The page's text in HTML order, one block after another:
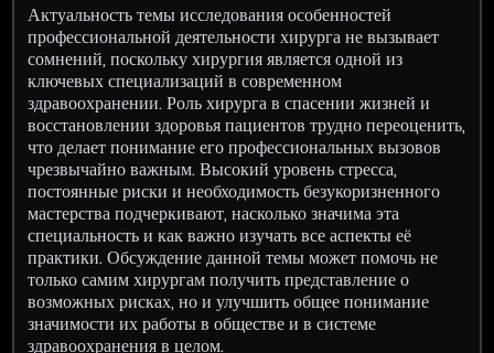
Актуальность темы исследования особенностей
профессиональной деятельности хирурга не вызывает
сомнений, поскольку хирургия является одной из
ключевых специализаций в современном
здравоохранении. Роль хирурга в спасении жизней и
восстановлении здоровья пациентов трудно переоценить,
что делает понимание его профессиональных вызовов
чрезвычайно важным. Высокий уровень стресса,
постоянные риски и необходимость безукоризненного
мастерства подчеркивают, насколько значима эта
специальность и как важно изучать все аспекты её
практики. Обсуждение данной темы может помочь не
только самим хирургам получить представление о
возможных рисках, но и улучшить общее понимание
значимости их работы в обществе и в системе
здравоохранения в целом.